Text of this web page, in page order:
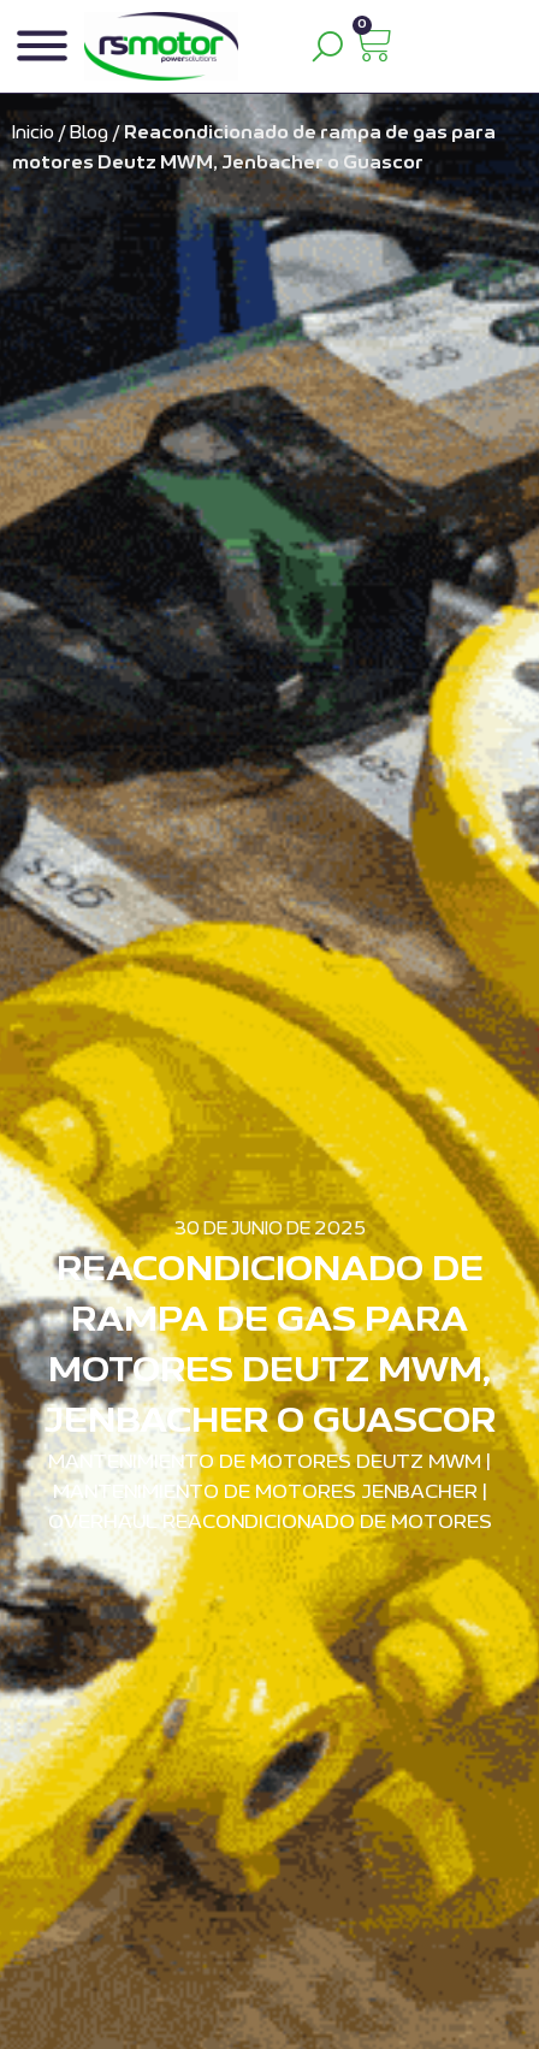
0
Inicio / Blog / Reacondicionado de rampa de gas para
motores Deutz MWM, Jenbacher o Guascor
30 DE JUNIO DE 2025
REACONDICIONADO DE
RAMPA DE GAS PARA
MOTORES DEUTZ MWM,
JENBACHER O GUASCOR
MANTENIMIENTO DE MOTORES DEUTZ MWM
MANTENIMIENTO DE MOTORES JENBACHER
OVERHAUL REACONDICIONADO DE MOTORES